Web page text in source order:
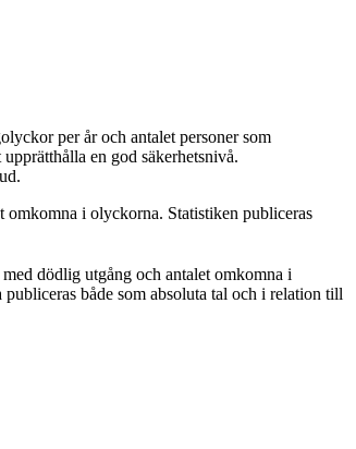
per år och antalet personer som
en god säkerhetsnivå.
i olyckorna. Statistiken publiceras
dödlig utgång och antalet omkomna i
både som absoluta tal och i relation till